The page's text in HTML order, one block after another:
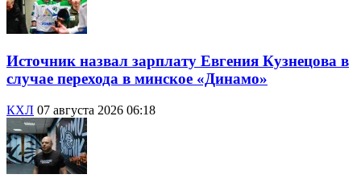
Источник назвал зарплату Евгения Кузнецова в
случае перехода в минское «Динамо»
КХЛ 07 августа 2026 06:18